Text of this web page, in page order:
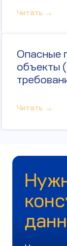
Читать →
Опасные
объекты
Читать →